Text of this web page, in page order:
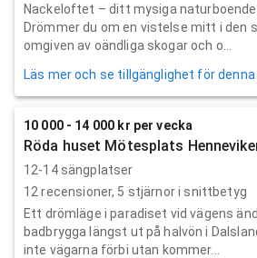
Nackeloftet – ditt mysiga
Drömmer du om en vistelse mitt i den
omgiven av oändliga skogar och o...
Läs mer och se tillgänglighet för
10 000 - 14 000 kr per vecka
Röda huset Mötesplats
12-14 sängplatser
12 recensioner, 5 stjärnor i snittbetyg
Ett drömläge i paradiset vid vägens
badbrygga längst ut på halvön i
inte vägarna förbi utan kommer...